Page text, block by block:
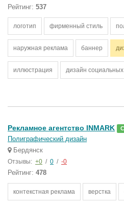
Рейтинг: 537
логотип фирменный стиль
наружная реклама баннер
иллюстрация дизайн социальных
Рекламное агентство INMARK
Полиграфический дизайн
Бердянск
Отзывы: +0 / 0 / -0
Рейтинг: 478
контекстная реклама верстка